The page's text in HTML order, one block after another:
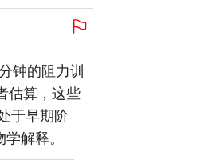
钟的阻力训
估算，这些
于早期阶
解释。